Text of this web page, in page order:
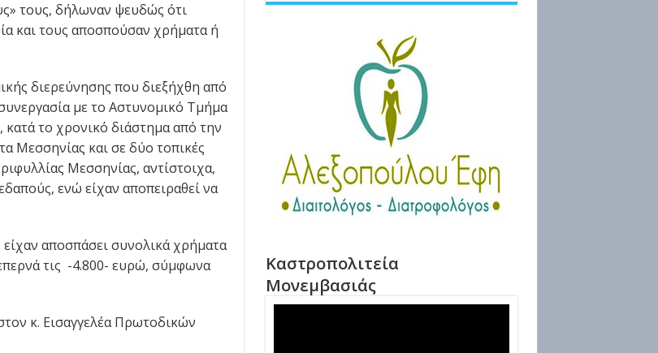
τους, δήλωναν ψευδώς ότι
και τους αποσπούσαν χρήματα ή
διερεύνησης που διεξήχθη από
με το Αστυνομικό Τμήμα
το χρονικό διάστημα από την
Μεσσηνίας και σε δύο τοπικές
Μεσσηνίας, αντίστοιχα,
ενώ είχαν αποπειραθεί να
αποσπάσει συνολικά χρήματα
τις -4.800- ευρώ, σύμφωνα
κ. Εισαγγελέα Πρωτοδικών
Καστροπολιτεία
Μονεμβασιάς